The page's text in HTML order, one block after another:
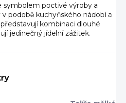
symbolem poctivé výroby a
podobě kuchyňského nádobí a
kombinaci dlouhé
jedinečný jídelní zážitek.